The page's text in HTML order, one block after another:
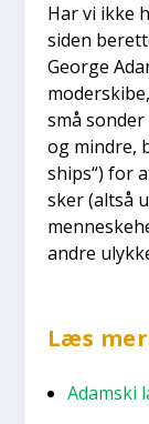
Har vi ikke
siden
Geor­ge
små
og min­dre,
ships“) for
sker (alt­så
andre
Læs
Adam­ski